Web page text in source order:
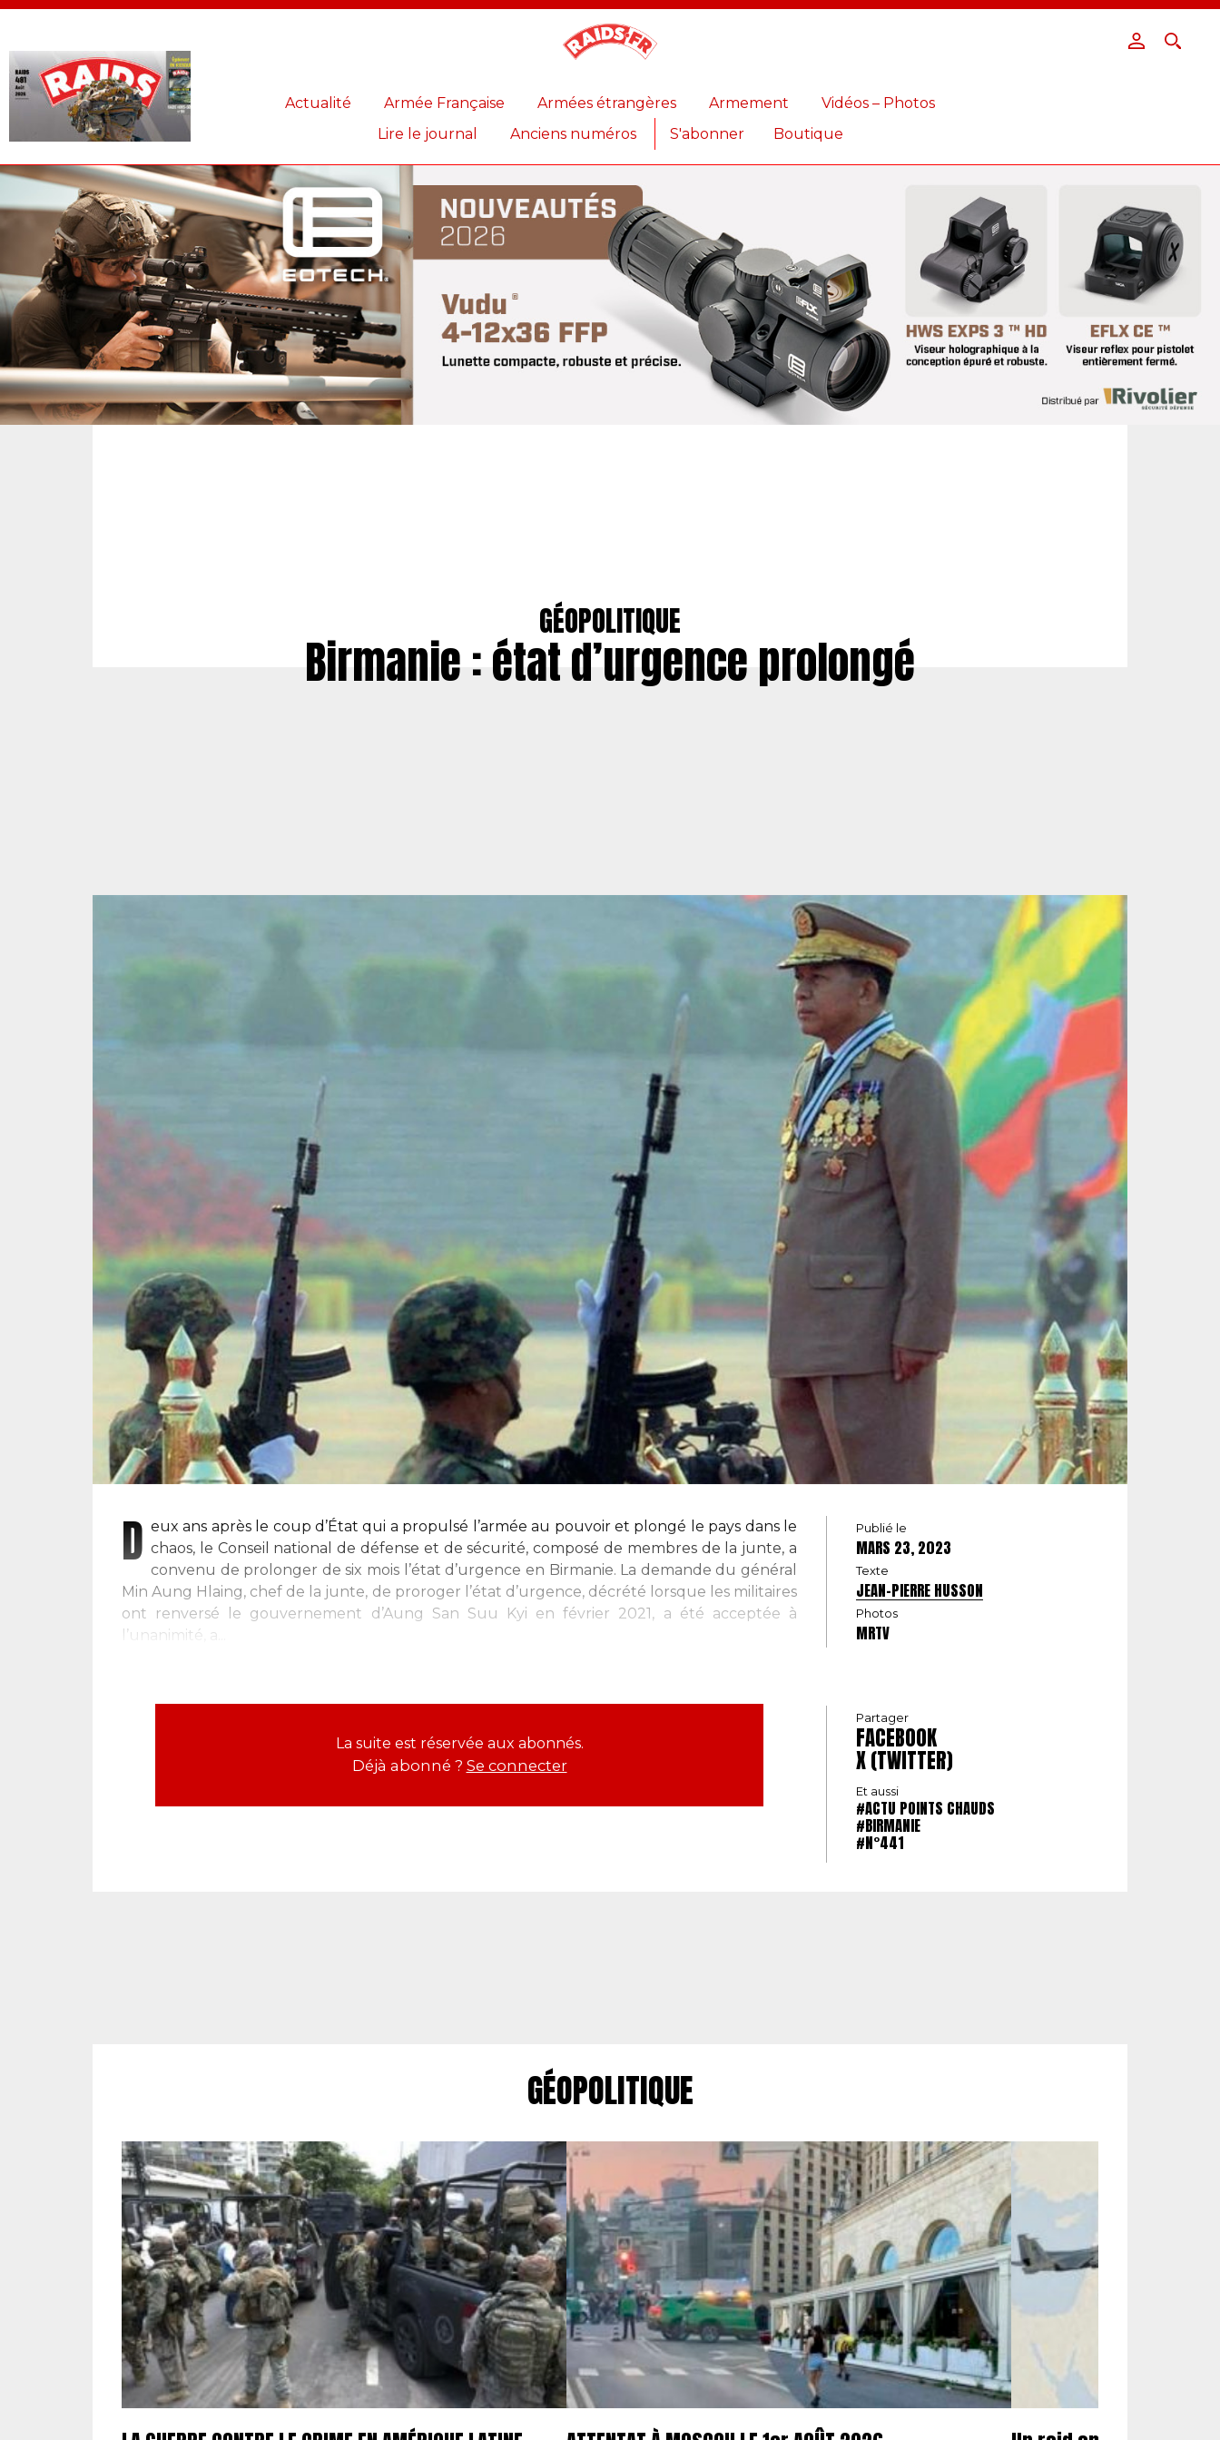
Actualité Armée Française Armées étrangères Armement
Vidéos – Photos
Lire le journal
Anciens numéros S'abonner Boutique
GÉOPOLITIQUE
Birmanie : état d’urgence prolongé
D eux ans après le coup d’État qui a propulsé l’armée au pouvoir et plongé le pays dans le
chaos, le Conseil national de défense et de sécurité, composé de membres de la junte, a
convenu de prolonger de six mois l’état d’urgence en Birmanie. La demande du général
Min Aung Hlaing, chef de la junte, de proroger l’état d’urgence, décrété lorsque les militaires
ont renversé le gouvernement d’Aung San Suu Kyi en février 2021, a été acceptée à
l’unanimité, a...
La suite est réservée aux abonnés.
Déjà abonné ? Se connecter
Publié le
MARS 23, 2023
Texte
JEAN-PIERRE HUSSON
Photos
MRTV
Partager
FACEBOOK
X (TWITTER)
Et aussi
#ACTU POINTS CHAUDS
#BIRMANIE
#N°441
GÉOPOLITIQUE
Panneau de gestion des cookies